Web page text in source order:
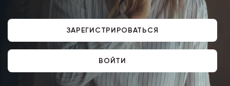
ЗАРЕГИСТРИРОВАТЬСЯ
ВОЙТИ